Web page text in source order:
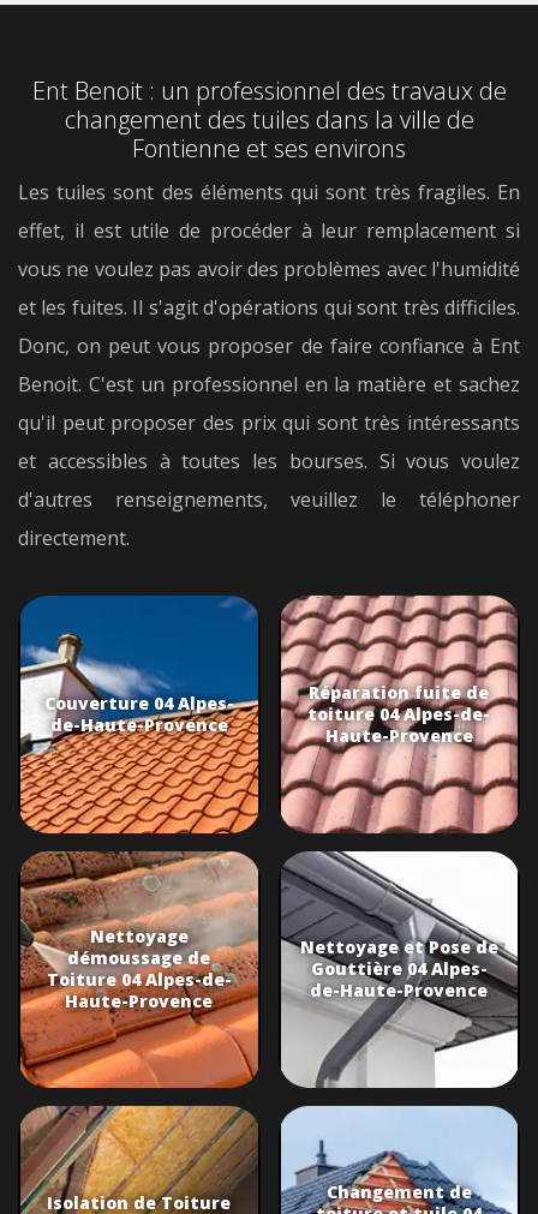
Ent Benoit : un professionnel des travaux de
changement des tuiles dans la ville de
Fontienne et ses environs
Les tuiles sont des éléments qui sont très fragiles. En
effet, il est utile de procéder à leur remplacement si
vous ne voulez pas avoir des problèmes avec l'humidité
et les fuites. Il s'agit d'opérations qui sont très difficiles.
Donc, on peut vous proposer de faire confiance à Ent
Benoit. C'est un professionnel en la matière et sachez
qu'il peut proposer des prix qui sont très intéressants
et accessibles à toutes les bourses. Si vous voulez
d'autres renseignements, veuillez le téléphoner
directement.
Couverture 04 Alpes-
de-Haute-Provence
Réparation fuite de
toiture 04 Alpes-de-
Haute-Provence
Nettoyage
démoussage de
Toiture 04 Alpes-de-
Haute-Provence
Nettoyage et Pose de
Gouttière 04 Alpes-
de-Haute-Provence
Isolation de Toiture
Changement de